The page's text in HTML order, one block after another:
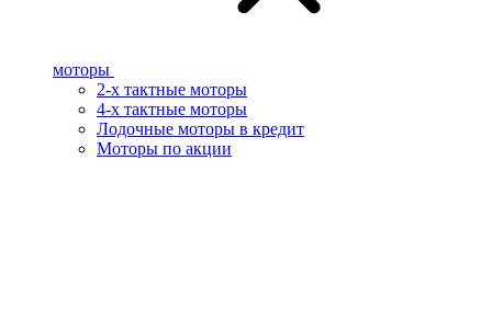
моторы
2-х тактные моторы
4-х тактные моторы
Лодочные моторы в кредит
Моторы по акции